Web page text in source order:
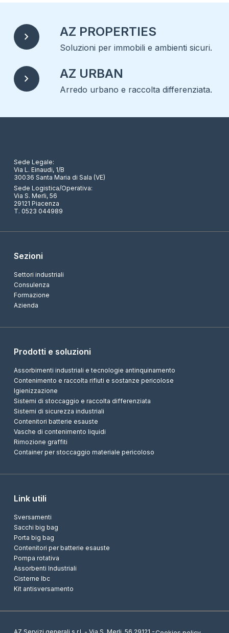
chevron_right AZ PROPERTIES
Soluzioni per immobili e ambienti sicuri.
chevron_right AZ URBAN
Arredo urbano e raccolta differenziata.
Sede Legale:
Via L. Einaudi, 1/B
30036 Santa Maria di Sala (VE)
Sede Logistica/Operativa:
Via S. Merli, 56
29121 Piacenza
T. 0523 044989
Sezioni
Settori industriali
Consulenza
Formazione
Azienda
Prodotti e soluzioni
Assorbimenti industriali e tecnologie antinquinamento
Contenimento e raccolta rifiuti e sostanze pericolose
Igienizzazione
Sistemi di stoccaggio e raccolta differenziata
Sistemi di sicurezza industriali
Contenitori batterie esauste
Vasche di contenimento liquidi
Rimozione graffiti
Container per stoccaggio materiale pericoloso
Link utili
Sversamenti
Sacchi big bag
Porta big bag
Contenitori per batterie esauste
Pompa rotativa
Assorbenti Industriali
Cisterne Ibc
Kit antisversamento